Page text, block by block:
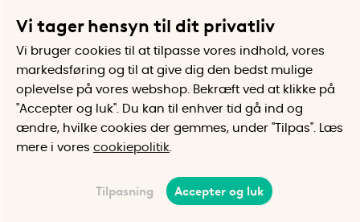
199 kr
Køb
Glassene som står fast, når det
vipper
Fra 269 kr
Køb
Vi tager hensyn til dit privatliv
Vi bruger cookies til at tilpasse vores indhold, vores
markedsføring og til at give dig den bedst mulige
oplevelse på vores webshop. Bekræft ved at klikke på
"Accepter og luk". Du kan til enhver tid gå ind og
ændre, hvilke cookies der gemmes, under "Tilpas". Læs
mere i vores cookiepolitik
Tilpasning Accepter og luk